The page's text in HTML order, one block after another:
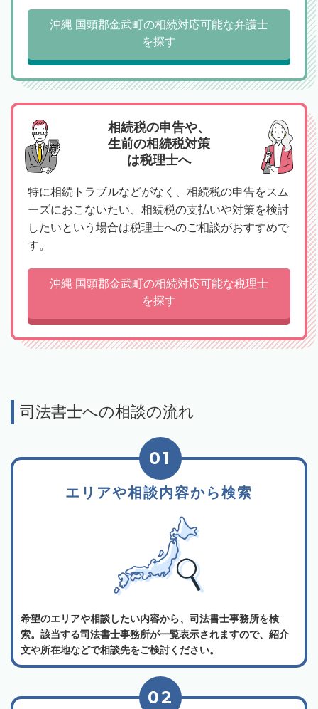
沖縄 国頭郡金武町の相続対応可能な弁護士
を探す
相続税の申告や、
生前の相続税対策
は税理士へ
特に相続トラブルなどがなく、相続税の申告をスム
ーズにおこないたい、相続税の支払いや対策を検討
したいという場合は税理士へのご相談がおすすめで
す。
沖縄 国頭郡金武町の相続対応可能な税理士
を探す
司法書士への相談の流れ
エリアや相談内容から検索
01
希望のエリアや相談したい内容から、司法書士事務所を検
索。該当する司法書士事務所が一覧表示されますので、紹介
文や所在地などで相談先をご検討ください。
02